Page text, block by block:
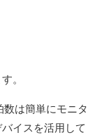
。
数は簡単にモニタ
イスを活用して